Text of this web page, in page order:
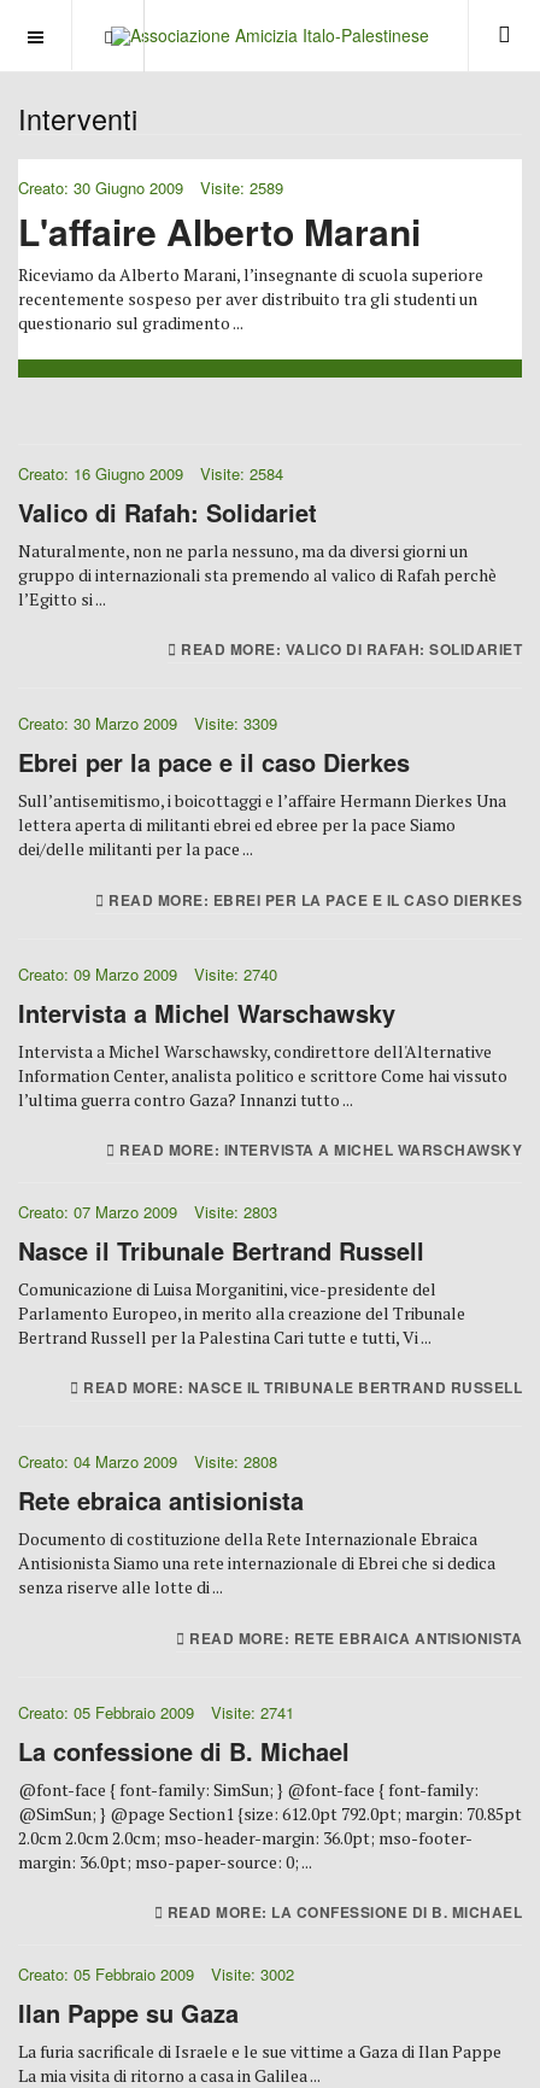
OFF CANVAS
Interventi
Creato: 30 Giugno 2009 Visite: 2589
L'affaire Alberto Marani
Riceviamo da Alberto Marani, l’insegnante di scuola superiore
recentemente sospeso per aver distribuito tra gli studenti un
questionario sul gradimento ...
Creato: 16 Giugno 2009 Visite: 2584
Valico di Rafah: Solidariet
Naturalmente, non ne parla nessuno, ma da diversi giorni un
gruppo di internazionali sta premendo al valico di Rafah perchè
l’Egitto si ...
READ MORE: VALICO DI RAFAH: SOLIDARIET
Creato: 30 Marzo 2009 Visite: 3309
Ebrei per la pace e il caso Dierkes
Sull’antisemitismo, i boicottaggi e l’affaire Hermann Dierkes Una
lettera aperta di militanti ebrei ed ebree per la pace Siamo
dei/delle militanti per la pace ...
READ MORE: EBREI PER LA PACE E IL CASO DIERKES
Creato: 09 Marzo 2009 Visite: 2740
Intervista a Michel Warschawsky
Intervista a Michel Warschawsky, condirettore dell'Alternative
Information Center, analista politico e scrittore Come hai vissuto
l’ultima guerra contro Gaza? Innanzi tutto ...
READ MORE: INTERVISTA A MICHEL WARSCHAWSKY
Creato: 07 Marzo 2009 Visite: 2803
Nasce il Tribunale Bertrand Russell
Comunicazione di Luisa Morganitini, vice-presidente del
Parlamento Europeo, in merito alla creazione del Tribunale
Bertrand Russell per la Palestina Cari tutte e tutti, Vi ...
READ MORE: NASCE IL TRIBUNALE BERTRAND RUSSELL
Creato: 04 Marzo 2009 Visite: 2808
Rete ebraica antisionista
Documento di costituzione della Rete Internazionale Ebraica
Antisionista Siamo una rete internazionale di Ebrei che si dedica
senza riserve alle lotte di ...
READ MORE: RETE EBRAICA ANTISIONISTA
Creato: 05 Febbraio 2009 Visite: 2741
La confessione di B. Michael
@font-face { font-family: SimSun; } @font-face { font-family:
@SimSun; } @page Section1 {size: 612.0pt 792.0pt; margin: 70.85pt
2.0cm 2.0cm 2.0cm; mso-header-margin: 36.0pt; mso-footer-
margin: 36.0pt; mso-paper-source: 0; ...
READ MORE: LA CONFESSIONE DI B. MICHAEL
Creato: 05 Febbraio 2009 Visite: 3002
Ilan Pappe su Gaza
La furia sacrificale di Israele e le sue vittime a Gaza di Ilan Pappe
La mia visita di ritorno a casa in Galilea ...